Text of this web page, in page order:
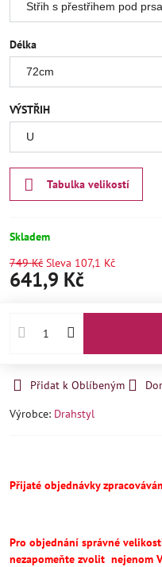
Délka
VÝSTŘIH
Tabulka velikostí
Skladem
749 Kč Sleva 107,1 Kč
641,9 Kč
Přidat k Oblíbeným
Výrobce: Drahstyl
Přijaté objednávky
Pro objednání správné velikosti
nezapomeňte zvolit nejenom